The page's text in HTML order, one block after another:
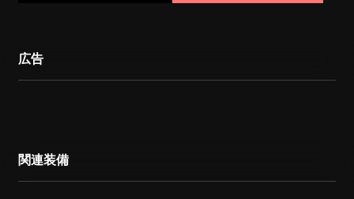
広告
関連装備